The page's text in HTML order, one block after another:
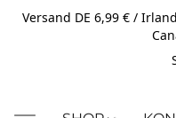
Versand DE 6,99 € /